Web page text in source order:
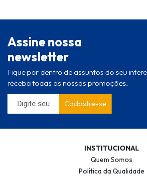
Assine nossa
newsletter
Fique por dentro de assuntos do seu
receba todas as nossas promoções.
Cadastre-se
INSTITUCIONAL
Quem Somos
Política da Qualidade